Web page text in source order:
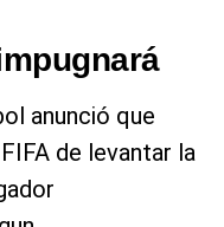
anunció que
de levantar la